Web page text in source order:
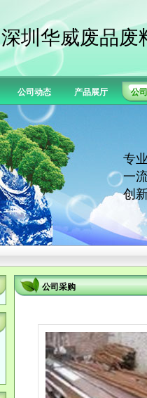
深圳华威废品废
公司动态 产品展厅 公
专
一
创
公司采购